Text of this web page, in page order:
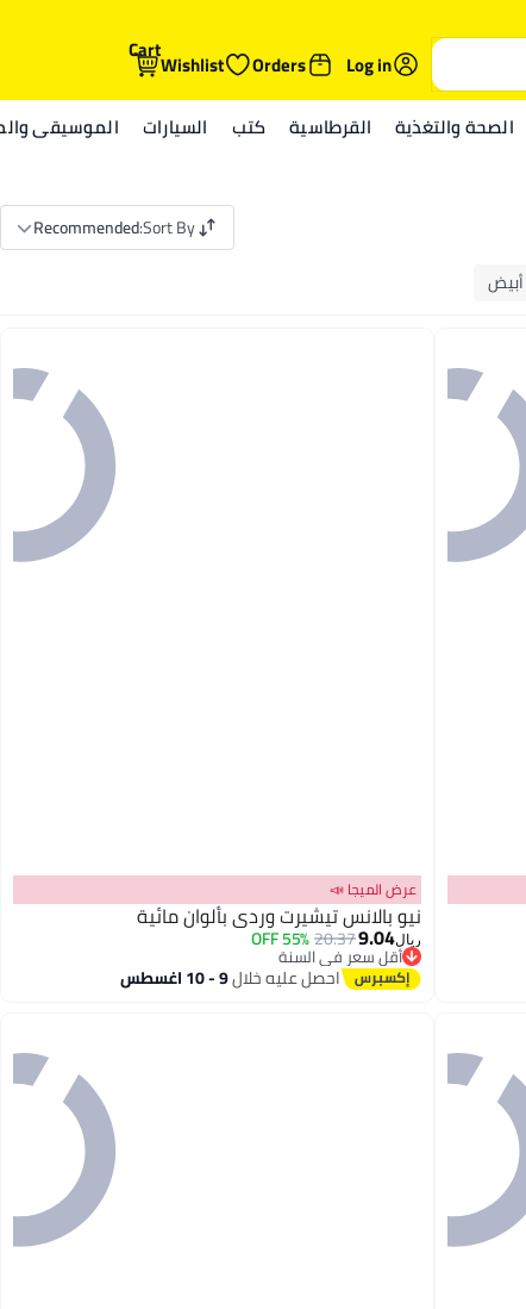
Log in
Orders
Wishlist
Cart
الصحة والتغذية القرطاسية كتب السيارات الموسيقى
Sort By
:
Recommended
أبيض
2
عرض الميجا 📣
نيو بالانس تيشيرت وردي بألوان مائية
ريال9.04
20.37
55% OFF
أقل سعر في السنة
أقل سعر في السنة
احصل عليه خلال9 - 10 اغسطس